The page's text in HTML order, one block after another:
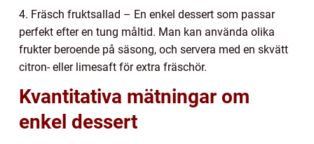
4. Fräsch fruktsallad – En enkel dessert som passar
perfekt efter en tung måltid. Man kan använda olika
frukter beroende på säsong, och servera med en skvätt
citron- eller limesaft för extra fräschör.
Kvantitativa mätningar om
enkel dessert